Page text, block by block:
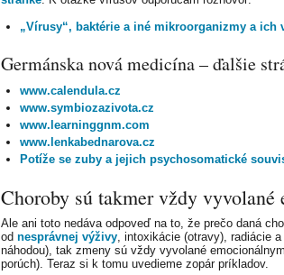
„Vírusy“, baktérie a iné mikroorganizmy a ich
Germánska nová medicína – ďalšie
www.calendula.cz
www.symbiozazivota.cz
www.learninggnm.com
www.lenkabednarova.cz
Potíže se zuby a jejich psychosomatické
Choroby sú takmer vždy
Ale ani toto nedáva odpoveď na to, že prečo daná
od nesprávnej výživy, intoxikácie (otravy), radiácie
náhodou), tak zmeny sú vždy vyvolané
porúch). Teraz si k tomu uvedieme zopár príkladov.